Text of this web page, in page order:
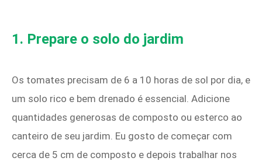
1. Prepare o solo do jardim
Os tomates precisam de 6 a 10 horas de sol por dia, e
um solo rico e bem drenado é essencial. Adicione
quantidades generosas de composto ou esterco ao
canteiro de seu jardim. Eu gosto de começar com
cerca de 5 cm de composto e depois trabalhar nos